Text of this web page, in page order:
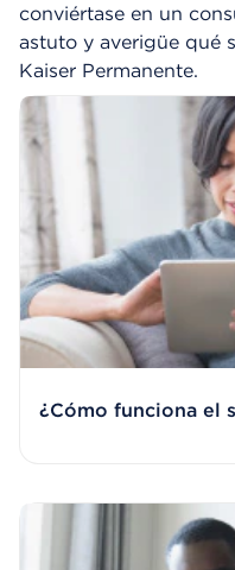
conviértase en un
astuto y averigüe qué
Kaiser Permanente.
¿Cómo funciona el